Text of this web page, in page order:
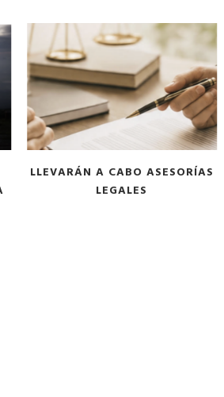
LADWP AVANZA EN
REPARACIÓN DE LA TUBERÍA